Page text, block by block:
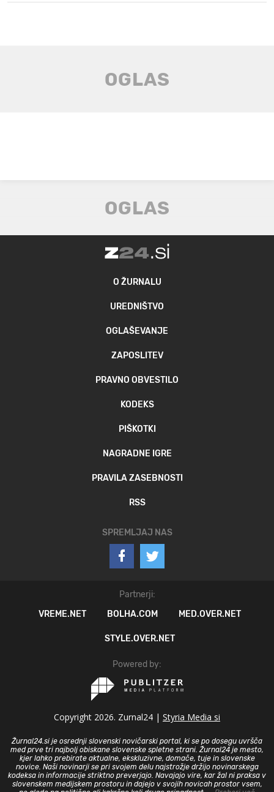
O ŽURNALU
UREDNIŠTVO
OGLAŠEVANJE
ZAPOSLITEV
PRAVNO OBVESTILO
KODEKS
PIŠKOTKI
NAGRADNE IGRE
PRAVILA ZASEBNOSTI
RSS
SPREMLJAJ NAS
Partnerji:
VREME.NET
BOLHA.COM MED.OVER.NET
STYLE.OVER.NET
Powered by:
Copyright 2026. Zurnal24 | Styria Media si
Žurnal24.si je osrednji slovenski novičarski portal, ki se po dosegu uvršča
med prve tri najbolj obiskane slovenske spletne strani. Žurnal24 je mesto,
kjer lahko prebirate aktualne, ekskluzivne, domače, tuje in slovenske
novice. Naši novinarji se pri svojem delu najstrožje držijo novinarskega
kodeksa in informacije striktno preverjajo. Navajajo vire, kar žal ni praksa v
slovenskem medijskem prostoru in dajejo v svojih novicah prostor vsem,